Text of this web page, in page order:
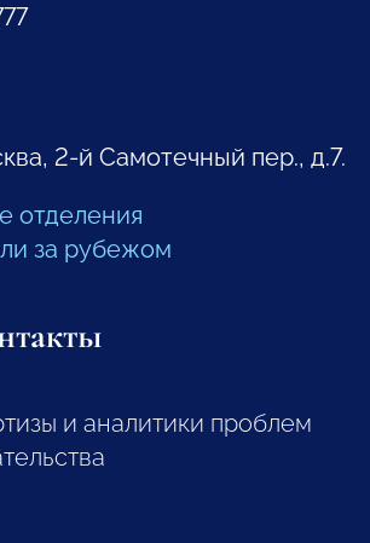
2-й Самотечный пер., д.7.
отделения
за рубежом
и аналитики проблем